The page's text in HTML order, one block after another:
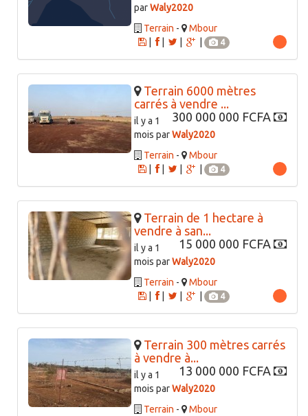
parWaly2020
Terrain -
Mbour
|
4
Terrain 6000 mètres
carrés à vendre ...
300 000 000 FCFA
il y a 1
mois parWaly2020
Terrain -
Mbour
|
4
Terrain de 1 hectare à
vendre à san...
15 000 000 FCFA
il y a 1
mois parWaly2020
Terrain -
Mbour
|
4
Terrain 300 mètres carrés
à vendre à...
13 000 000 FCFA
il y a 1
mois parWaly2020
Terrain - Mbour